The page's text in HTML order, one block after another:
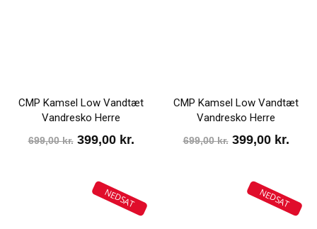
CMP Kamsel Low Vandtæt
Vandresko Herre
699,00kr. Den
pris
399,00 kr.Den
er:
CMP Kamsel Low Vandtæt
Vandresko Herre
699,00kr. Den
pris
399,00 kr.Den
er:
NEDSAT NEDSAT